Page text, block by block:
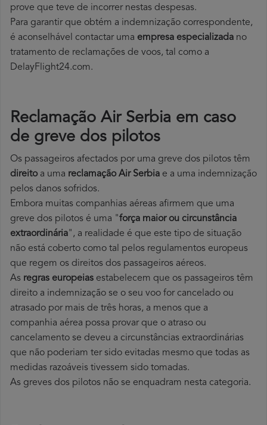
prove que teve de incorrer nestas despesas.
Para garantir que obtém a indemnização correspondente,
é aconselhável contactar uma empresa especializada no
tratamento de reclamações de voos, tal como a
DelayFlight24.com.
Reclamação Air Serbia em caso
de greve dos pilotos
Os passageiros afectados por uma greve dos pilotos têm
direitoa uma reclamação Air Serbia e a uma indemnização
pelos danos sofridos.
Embora muitas companhias aéreas afirmem que uma
greve dos pilotos é uma "força maior ou circunstância
extraordinária", a realidade é que este tipo de situação
não está coberto como tal pelos regulamentos europeus
que regem os direitos dos passageiros aéreos.
As regras europeias estabelecem que os passageiros têm
direito a indemnização se o seu voo for cancelado ou
atrasado por mais de três horas, a menos que a
companhia aérea possa provar que o atraso ou
cancelamento se deveu a circunstâncias extraordinárias
que não poderiam ter sido evitadas mesmo que todas as
medidas razoáveis tivessem sido tomadas.
As greves dos pilotos não se enquadram nesta categoria.